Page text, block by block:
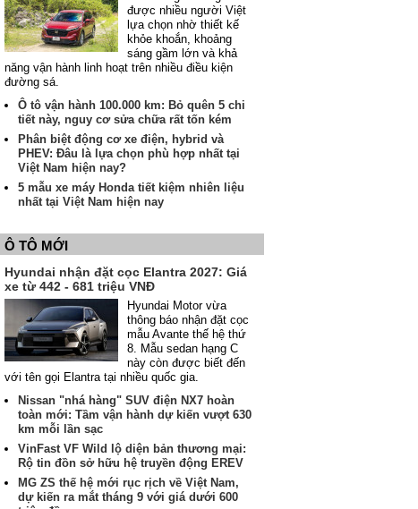
được nhiều người Việt
lựa chọn nhờ thiết kế
khỏe khoắn, khoảng
sáng gầm lớn và khả
năng vận hành linh hoạt trên nhiều điều kiện
đường sá.
Ô tô vận hành 100.000 km: Bỏ quên 5 chi
tiết này, nguy cơ sửa chữa rất tốn kém
Phân biệt động cơ xe điện, hybrid và
PHEV: Đâu là lựa chọn phù hợp nhất tại
Việt Nam hiện nay?
5 mẫu xe máy Honda tiết kiệm nhiên liệu
nhất tại Việt Nam hiện nay
Ô TÔ MỚI
Hyundai nhận đặt cọc Elantra 2027: Giá
xe từ 442 - 681 triệu VNĐ
Hyundai Motor vừa
thông báo nhận đặt cọc
mẫu Avante thế hệ thứ
8. Mẫu sedan hạng C
này còn được biết đến
với tên gọi Elantra tại nhiều quốc gia.
Nissan "nhá hàng" SUV điện NX7 hoàn
toàn mới: Tầm vận hành dự kiến vượt 630
km mỗi lần sạc
VinFast VF Wild lộ diện bản thương mại:
Rộ tin đồn sở hữu hệ truyền động EREV
MG ZS thế hệ mới rục rịch về Việt Nam,
dự kiến ra mắt tháng 9 với giá dưới 600